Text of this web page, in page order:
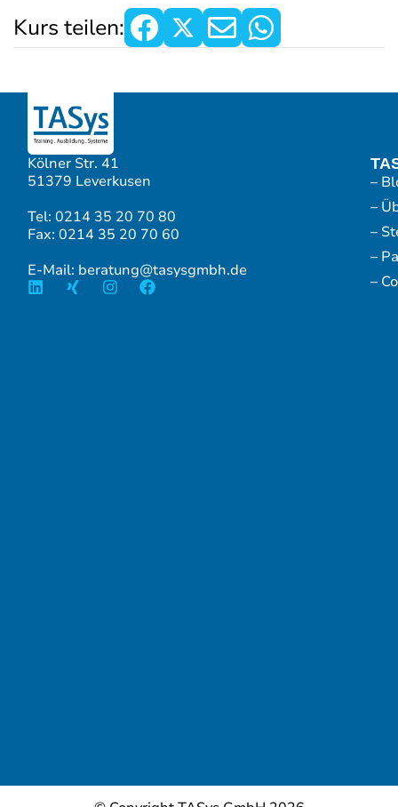
Kurs teilen:
Kölner Str. 41
51379 Leverkusen
Tel: 0214 35 20 70 80
Fax: 0214 35 20 70 60
E-Mail: beratung@tasysgmbh.de
–
–
–
–
–